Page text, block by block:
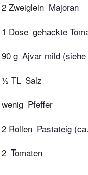
2 Zweiglein Majoran
1 Dose gehackte
90 g Ajvar mild
½ TL Salz
wenig Pfeffer
2 Rollen Pastateig
2 Tomaten